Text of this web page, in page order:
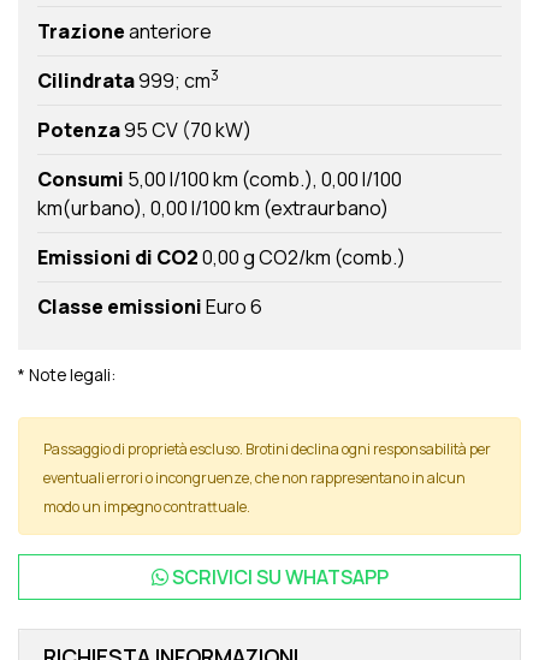
Trazioneanteriore
Cilindrata999; cm3
Potenza95 CV (70 kW)
Consumi 5,00 l/100 km (comb.) 0,00 l/100
km(urbano) 0,00 l/100 km (extraurbano)
Emissioni di CO20,00 g CO2/km (comb.)
Classe emissioniEuro 6
* Note legali:
Passaggio di proprietà escluso. Brotini declina ogni responsabilità per
eventuali errori o incongruenze, che non rappresentano in alcun
modo un impegno contrattuale.
SCRIVICI SUWHATSAPP